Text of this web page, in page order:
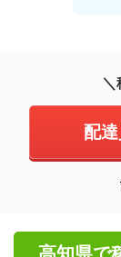
配達